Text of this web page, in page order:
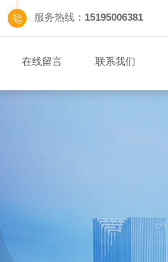
服务热线： 15195006381
在线留言 联系我们